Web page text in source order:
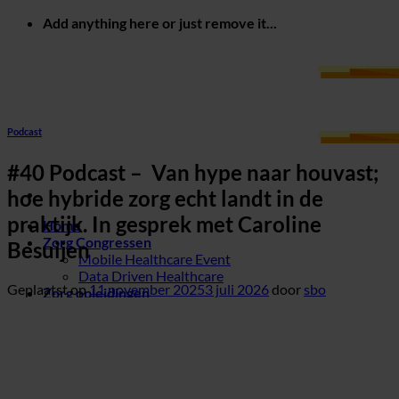
Add anything here or just remove it...
Home
Zorg Congressen
Mobile Healthcare Event
Data Driven Healthcare
Zorg opleidingen
Podcast
#40 Podcast – Van hype naar houvast;
hoe hybride zorg echt landt in de
praktijk. In gesprek met Caroline
Besuijen
Geplaatst op11 november 20253 juli 2026 door sbo